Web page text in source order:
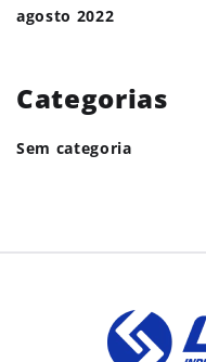
agosto 2022
Categorias
Sem categoria